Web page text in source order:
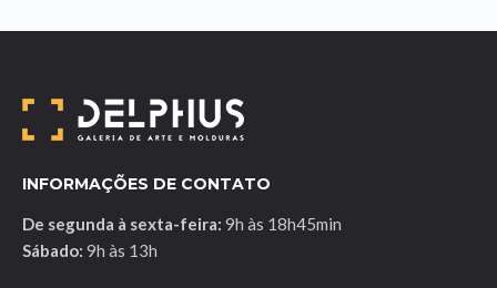
INFORMAÇÕES DE CONTATO
De segunda à sexta-feira: 9h às 18h45min
Sábado: 9h às 13h